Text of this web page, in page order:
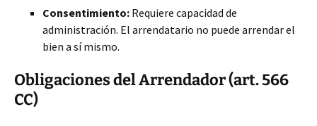
Consentimiento: Requiere capacidad de
administración. El arrendatario no puede arrendar el
bien a sí mismo.
Obligaciones del Arrendador (art. 566
CC)